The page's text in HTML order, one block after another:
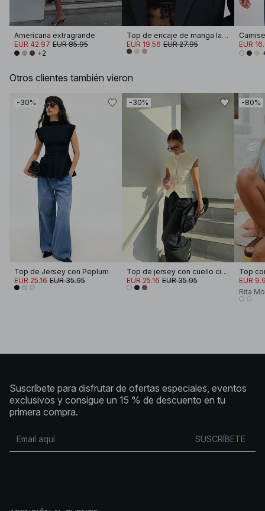
Americana extragrande
EUR 42.97 EUR 85.95
+2
Top de encaje de manga larga
EUR 19.56 EUR 27.95
EUR
Otros clientes también vieron
-30%
Top de Jersey con Peplum
EUR 25.16 EUR 35.95
-30%
Top de jersey con cuello cisne
EUR 25.16 EUR 35.95
-80%
EUR
Rita
Suscríbete para disfrutar de ofertas especiales, eventos
exclusivos y consigue un 15 % de descuento en tu
primera compra.
SUSCRÍBETE